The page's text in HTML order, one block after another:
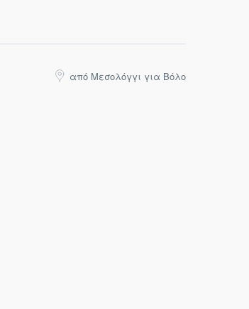
από Μεσολόγγι για Βόλο